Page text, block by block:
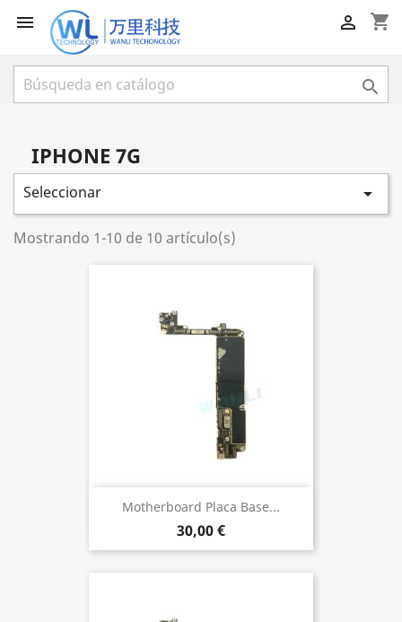
 shopping_cart


IPHONE 7G
Seleccionar 
Mostrando 1-10 de 10 artículo(s)
Motherboard Placa Base...
30,00 €